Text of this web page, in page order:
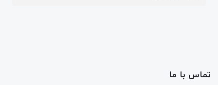
تماس با ما